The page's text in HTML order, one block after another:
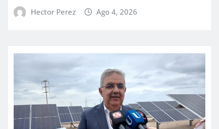
Hector Perez Ago 4, 2026